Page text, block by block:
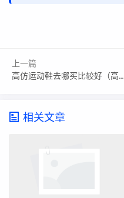
上一篇
高仿运动鞋去哪买比较好（高仿运动鞋去哪买）
相关文章